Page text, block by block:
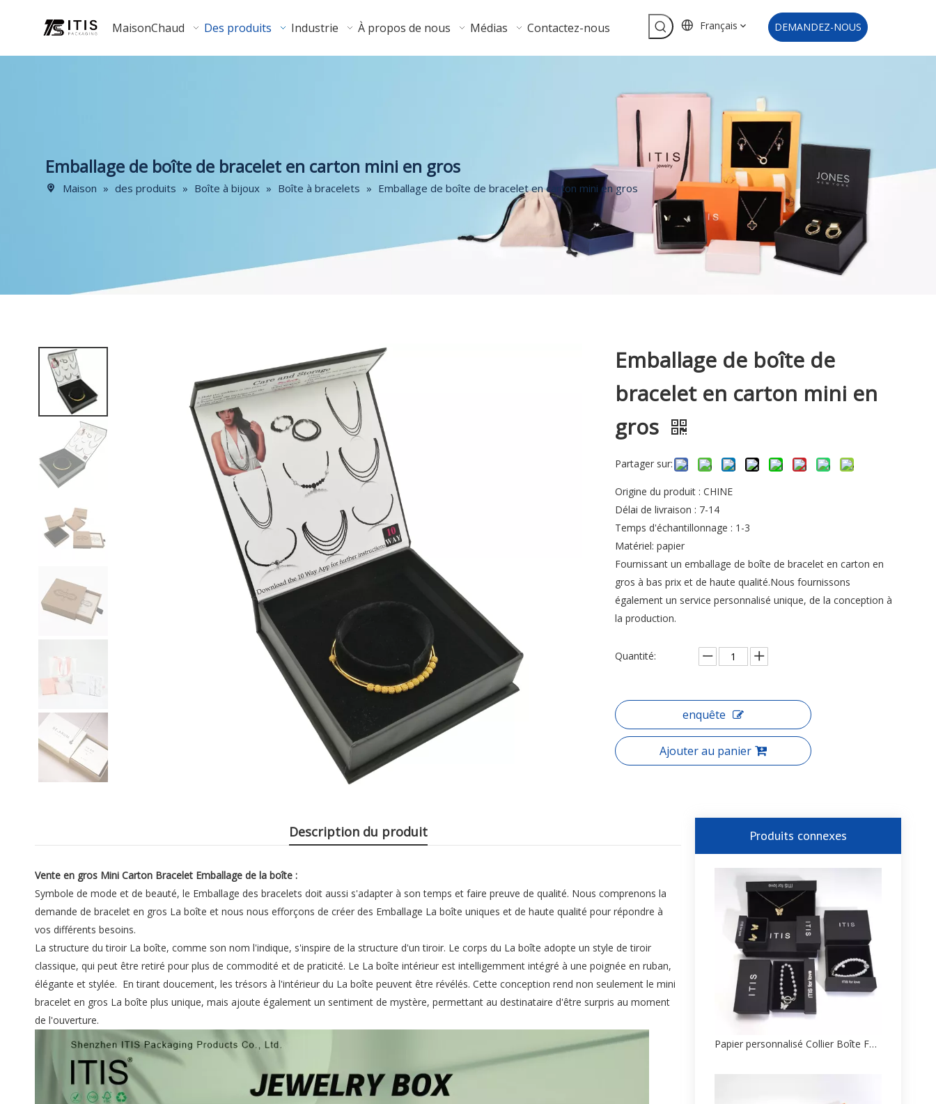
MaisonChaud Des produits Industrie À propos de nous Médias Contactez-nous Français DEMANDEZ-NOUS
Emballage de boîte de bracelet en carton mini en gros
Maison » des produits » Boîte à bijoux » Boîte à bracelets » Emballage de boîte de bracelet en carton mini en gros
Emballage de boîte de
bracelet en carton mini en
gros
Partager sur:
Origine du produit : CHINE
Délai de livraison : 7-14
Temps d'échantillonnage : 1-3
Matériel: papier
Fournissant un emballage de boîte de bracelet en carton en
gros à bas prix et de haute qualité.Nous fournissons
également un service personnalisé unique, de la conception à
la production.
Quantité:
enquête
Ajouter au panier
Description du produit
Vente en gros Mini Carton Bracelet Emballage de la boîte :
Symbole de mode et de beauté, le Emballage des bracelets doit aussi s'adapter à son temps et faire preuve de qualité. Nous comprenons la
demande de bracelet en gros La boîte et nous nous efforçons de créer des Emballage La boîte uniques et de haute qualité pour répondre à
vos différents besoins.
La structure du tiroir La boîte, comme son nom l'indique, s'inspire de la structure d'un tiroir. Le corps du La boîte adopte un style de tiroir
classique, qui peut être retiré pour plus de commodité et de praticité. Le La boîte intérieur est intelligemment intégré à une poignée en ruban,
élégante et stylée. En tirant doucement, les trésors à l'intérieur du La boîte peuvent être révélés. Cette conception rend non seulement le mini
bracelet en gros La boîte plus unique, mais ajoute également un sentiment de mystère, permettant au destinataire d'être surpris au moment
de l'ouverture.
Produits connexes
Papier personnalisé Collier Boîte Fabricant